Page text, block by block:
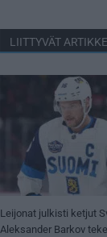
LIITTYVÄT
Leijonat julkisti ketjut
Aleksander Barkov